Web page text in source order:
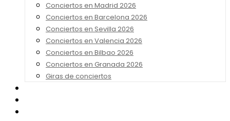
Conciertos en Madrid 2026
Conciertos en Barcelona 2026
Conciertos en Sevilla 2026
Conciertos en Valencia 2026
Conciertos en Bilbao 2026
Conciertos en Granada 2026
Giras de conciertos